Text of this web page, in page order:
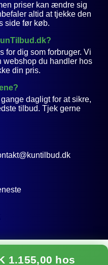
1.155,00 hos
priser kan ændre sig
altid at tjekke den
side før køb.
for dig som forbruger. Vi
webshop du handler hos
din pris.
dagligt for at sikre,
tilbud. Tjek gerne